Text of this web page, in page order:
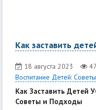
Как заставить
18 августа 2023
Воспитание Детей:
Как Заставить Детей
Советы и Подходы